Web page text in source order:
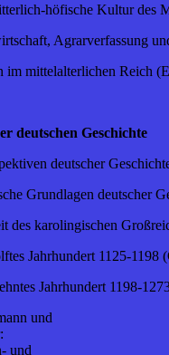
höfische Kultur des
Agrarverfassung
im mittelalterlichen Reich
deutschen Geschichte
deutscher
Grundlagen deutscher
des karolingischen
Jahrhundert 1125-1198
Jahrhundert 1198-